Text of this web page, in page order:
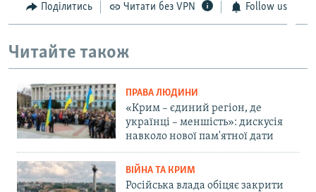
Поділитись Читати без VPN Follow us
Читайте також
ПРАВА ЛЮДИНИ
«Крим – єдиний регіон, де
українці – меншість»: дискусія
навколо нової пам'ятної дати
ВІЙНА ТА КРИМ
Російська влада обіцяє закрити